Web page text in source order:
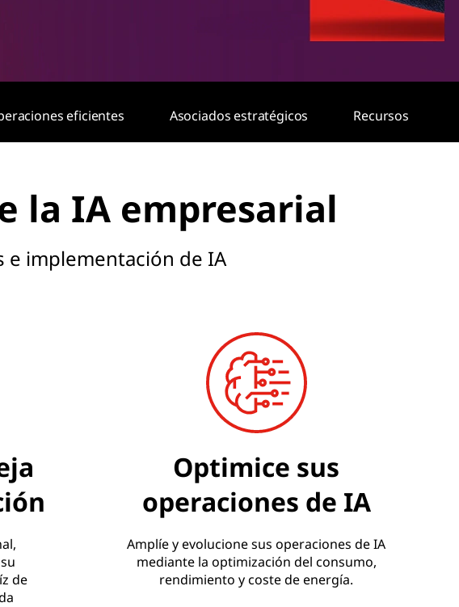
eficientes Asociados estratégicos Recursos
la IA empresarial
implementación de IA
de
Optimice sus
operaciones de IA
Amplíe y evolucione sus operaciones de IA
mediante la optimización del consumo,
rendimiento y coste de energía.